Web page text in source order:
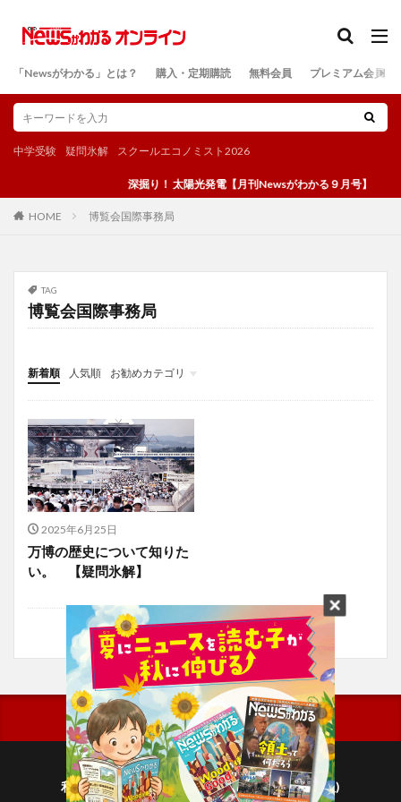
「Newsがわかる」とは？ 購入・定期購読 無料会員 プレミアム会員
中学受験 疑問氷解 スクールエコノミスト2026
深掘り！ 太陽光発電【月刊Newsがわかる９月号】
HOME 博覧会国際事務局
TAG
博覧会国際事務局
新着順 人気順
お勧めカテゴリ
投稿
学び
マンガ
電子書籍
2025年6月25日
万博の歴史について知りた
い。 【疑問氷解】
利用規約
プライバシーポリシー(毎日新聞出版)
検索